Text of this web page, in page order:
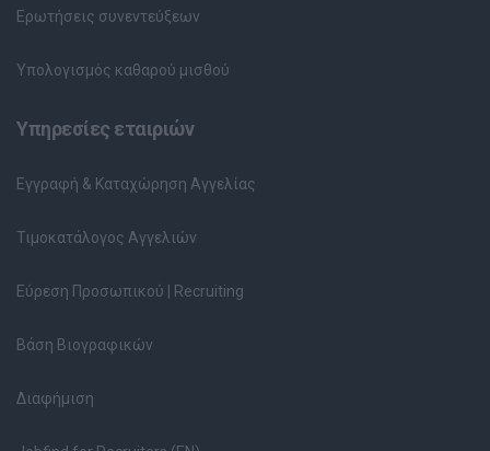
Ερωτήσεις συνεντεύξεων
Υπολογισμός καθαρού μισθού
Υπηρεσίες εταιριών
Εγγραφή & Καταχώρηση Αγγελίας
Τιμοκατάλογος Αγγελιών
Εύρεση Προσωπικού | Recruiting
Βάση Βιογραφικών
Διαφήμιση